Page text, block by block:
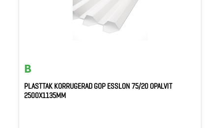
PLASTTAK KORRUGERAD GOP ESSLON 75/20 OPALVIT
2500X1135MM